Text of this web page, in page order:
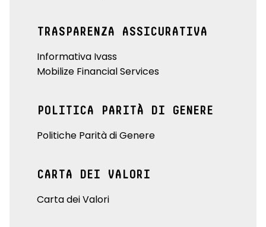
TRASPARENZA ASSICURATIVA
Informativa Ivass
Mobilize Financial Services
POLITICA PARITÀ DI GENERE
Politiche Parità di Genere
CARTA DEI VALORI
Carta dei Valori